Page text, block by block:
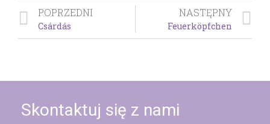
NASTĘPNY
Feuerköpfchen
POPRZEDNI
Csárdás
Skontaktuj się z nami